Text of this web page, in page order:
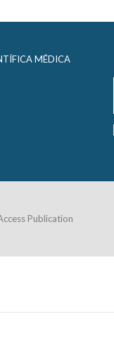
MÉDICA
Publication